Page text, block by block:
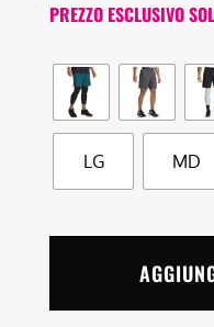
PREZZO ESCLUSIVO
LG MD